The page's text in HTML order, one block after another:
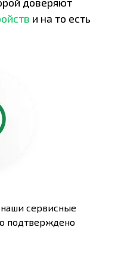
и на то есть
сервисные
подтверждено